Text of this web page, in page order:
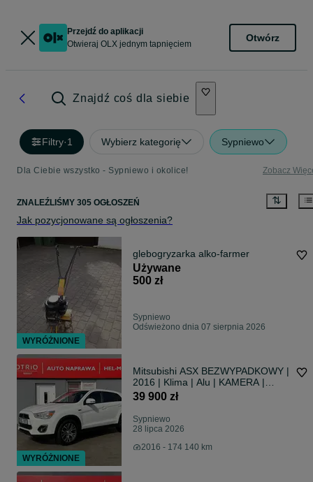
Przejdź do aplikacji
Otwieraj OLX jednym tapnięciem
Otwórz
Znajdź coś dla siebie
Filtry·1 Wybierz kategorię Sypniewo
Dla Ciebie wszystko - Sypniewo i okolice! Zobacz
ZNALEŹLIŚMY 305 OGŁOSZEŃ
Jak pozycjonowane są ogłoszenia?
glebogryzarka alko-farmer
Używane
500 zł
Sypniewo
Odświeżono dnia 07 sierpnia 2026
Mitsubishi ASX BEZWYPADKOWY |
2016 | Klima | Alu | KAMERA |
Zarejestrowany w Polsce!
39 900 zł
Sypniewo
28 lipca 2026
2016 - 174 140 km
WYRÓŻNIONE
WYRÓŻNIONE